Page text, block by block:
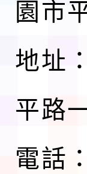
園市
地址
平路
電話